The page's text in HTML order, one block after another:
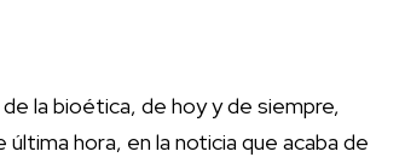
la bioética, de hoy y de siempre,
hora, en la noticia que acaba de